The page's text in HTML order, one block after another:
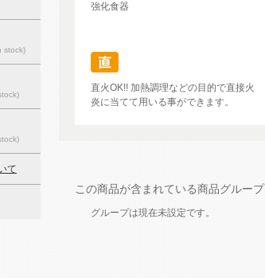
stock)
て
強化食器
直火OK!! 加熱調理などの目的で直接火
炎に当てて用いる事ができます。
この商品が含まれている商品グループ
グループは現在未設定です。